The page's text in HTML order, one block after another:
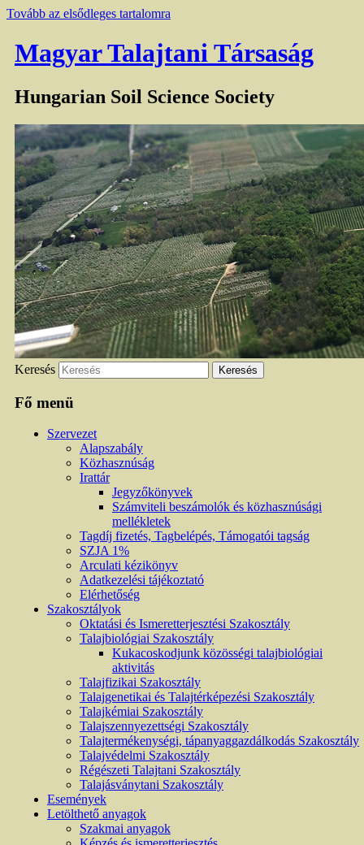
Tovább az elsődleges tartalomra
Magyar Talajtani Társaság
Hungarian Soil Science Society
Keresés
Fő menü
Szervezet
Alapszabály
Közhasznúság
Irattár
Jegyzőkönyvek
Számviteli beszámolók és közhasznúsági
mellékletek
Tagdíj fizetés, Tagbelépés, Támogatói tagság
SZJA 1%
Arculati kézikönyv
Adatkezelési tájékoztató
Elérhetőség
Szakosztályok
Oktatási és Ismeretterjesztési Szakosztály
Talajbiológiai Szakosztály
Kukacoskodjunk közösségi talajbiológiai
aktivitás
Talajfizikai Szakosztály
Talajgenetikai és Talajtérképezési Szakosztály
Talajkémiai Szakosztály
Talajszennyezettségi Szakosztály
Talajtermékenységi, tápanyaggazdálkodás Szakosztály
Talajvédelmi Szakosztály
Régészeti Talajtani Szakosztály
Talajásványtani Szakosztály
Események
Letölthető anyagok
Szakmai anyagok